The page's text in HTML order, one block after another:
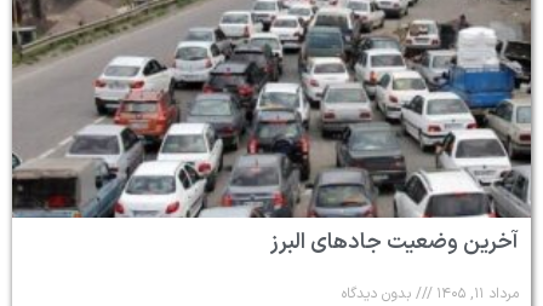
آخرین وضعیت جادهای البرز
مرداد ۱۱, ۱۴۰۵ بدون دیدگاه